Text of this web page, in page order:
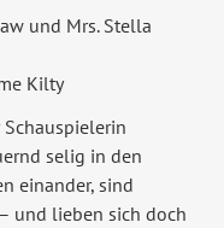
und Mrs. Stella
Kilty
selig in den
einander, sind
und lieben sich doch